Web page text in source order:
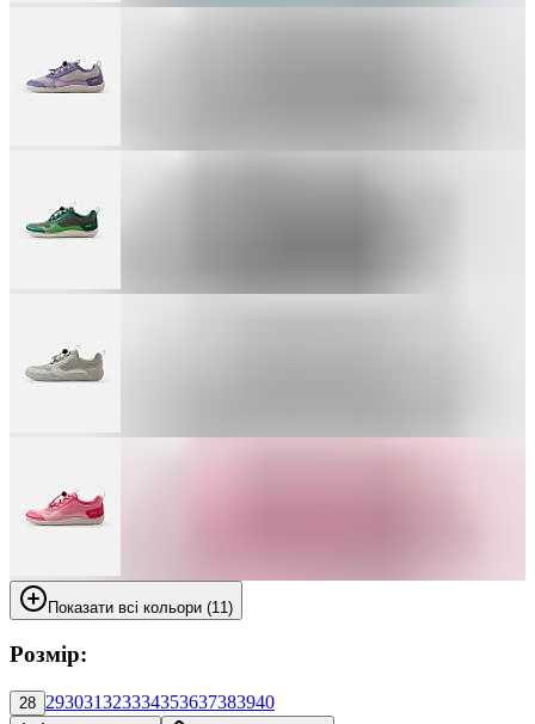
Показати всі кольори (11)
Розмір:
28 293031323334353637383940